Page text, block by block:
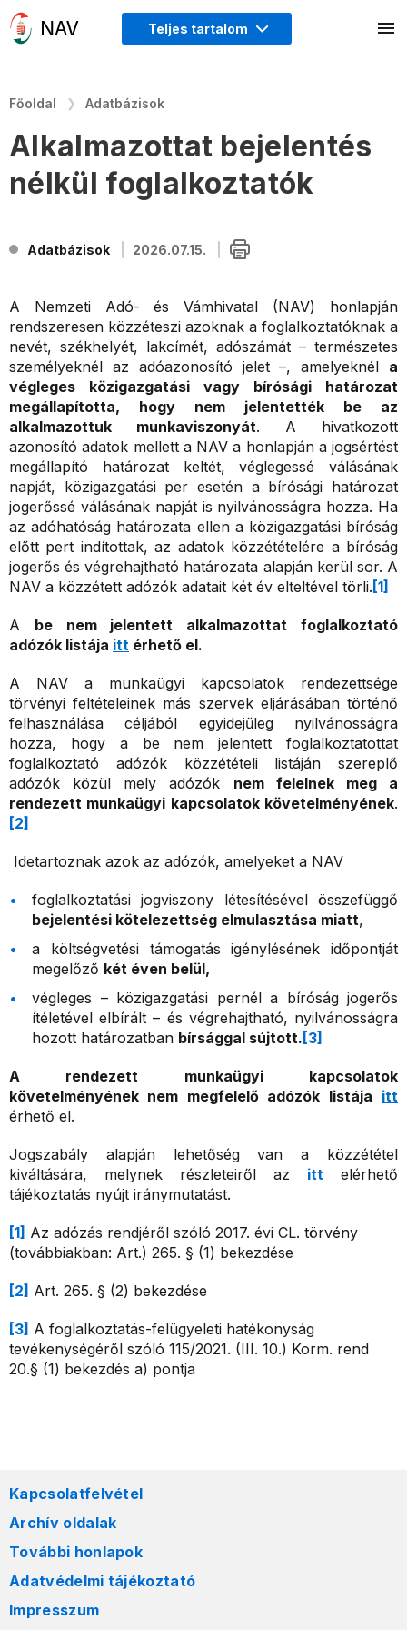
Teljes tartalom
Főoldal Adatbázisok
Alkalmazottat bejelentés
nélkül foglalkoztatók
Adatbázisok 2026.07.15.
A Nemzeti Adó- és Vámhivatal (NAV) honlapján
rendszeresen közzéteszi azoknak a foglalkoztatóknak a
nevét, székhelyét, lakcímét, adószámát – természetes
személyeknél az adóazonosító jelet –­, amelyeknél a
végleges közigazgatási vagy bírósági határozat
megállapította, hogy nem jelentették be az
alkalmazottuk munkaviszonyát. A hivatkozott
azonosító adatok mellett a NAV a honlapján a jogsértést
megállapító határozat keltét, véglegessé válásának
napját, közigazgatási per esetén a bírósági határozat
jogerőssé válásának napját is nyilvánosságra hozza. Ha
az adóhatóság határozata ellen a közigazgatási bíróság
előtt pert indítottak, az adatok közzétételére a bíróság
jogerős és végrehajtható határozata alapján kerül sor. A
NAV a közzétett adózók adatait két év elteltével törli. [1]
A be nem jelentett alkalmazottat foglalkoztató
adózók listája itt érhető el.
A NAV a munkaügyi kapcsolatok rendezettsége
törvényi feltételeinek más szervek eljárásában történő
felhasználása céljából egyidejűleg nyilvánosságra
hozza, hogy a be nem jelentett foglalkoztatottat
foglalkoztató adózók közzétételi listáján szereplő
adózók közül mely adózók nem felelnek meg a
rendezett munkaügyi kapcsolatok követelményének.
[2]
Idetartoznak azok az adózók, amelyeket a NAV
foglalkoztatási jogviszony létesítésével összefüggő
bejelentési kötelezettség elmulasztása miatt,
a költségvetési támogatás igénylésének időpontját
megelőző két éven belül,
végleges – közigazgatási pernél a bíróság jogerős
ítéletével elbírált – és végrehajtható, nyilvánosságra
hozott határozatban bírsággal sújtott. [3]
A rendezett munkaügyi kapcsolatok
követelményének nem megfelelő adózók listája itt
érhető el.
Jogszabály alapján lehetőség van a közzététel
kiváltására, melynek részleteiről az itt elérhető
tájékoztatás nyújt iránymutatást.
[1] Az adózás rendjéről szóló 2017. évi CL. törvény
(továbbiakban: Art.) 265. § (1) bekezdése
[2] Art. 265. § (2) bekezdése
[3] A foglalkoztatás-felügyeleti hatékonyság
tevékenységéről szóló 115/2021. (III. 10.) Korm. rend
20.§ (1) bekezdés a) pontja
Kapcsolatfelvétel
Archív oldalak
További honlapok
Adatvédelmi tájékoztató
Impresszum